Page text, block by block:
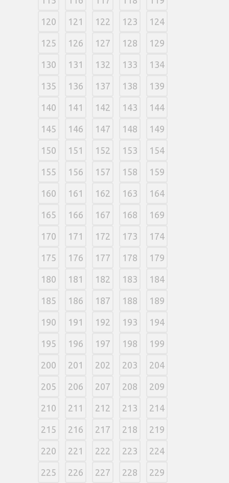
120 121 122 123 124
125 126 127 128 129
130 131 132 133 134
135 136 137 138 139
140 141 142 143 144
145 146 147 148 149
150 151 152 153 154
155 156 157 158 159
160 161 162 163 164
165 166 167 168 169
170 171 172 173 174
175 176 177 178 179
180 181 182 183 184
185 186 187 188 189
190 191 192 193 194
195 196 197 198 199
200 201 202 203 204
205 206 207 208 209
210 211 212 213 214
215 216 217 218 219
220 221 222 223 224
225 226 227 228 229